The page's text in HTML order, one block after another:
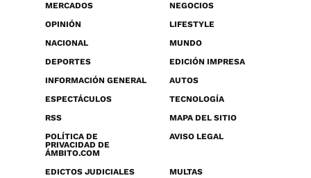
MERCADOS
NEGOCIOS
OPINIÓN
LIFESTYLE
NACIONAL
MUNDO
DEPORTES
EDICIÓN IMPRESA
INFORMACIÓN GENERAL
AUTOS
ESPECTÁCULOS
TECNOLOGÍA
RSS
MAPA DEL SITIO
POLÍTICA DE
PRIVACIDAD DE
ÁMBITO.COM
AVISO LEGAL
EDICTOS JUDICIALES
MULTAS